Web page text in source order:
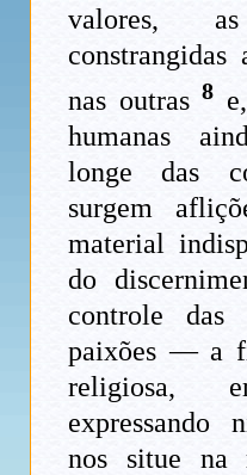
valores,
constrangidas
nas outras8
humanas
longe das
surgem
material
do
controle das
paixões — a
religiosa,
expressando
nos situe na